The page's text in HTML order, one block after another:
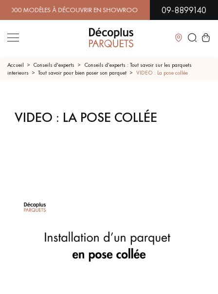
À DÉCOUVRIR EN SHOWROOM | DISPONIBILITÉ
09-8899140
Fermer
COLLÉE : GUIDE ÉTAPE PAR ÉTAPE
PARQUET EN BOIS EXOTIQUE
PARQUET VIEILLI PARQUET EN CHÊNE FUMÉ
Accueil Conseils d'experts
Conseils d'experts : Tout savoir sur les parquets
interieurs
Tout savoir pour bien poser son parquet VIDEO : La pose collée
VIDEO : LA POSE COLLÉE